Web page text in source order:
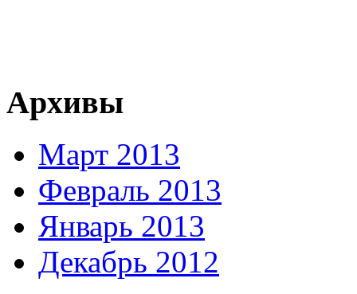
Архивы
Март 2013
Февраль 2013
Январь 2013
Декабрь 2012